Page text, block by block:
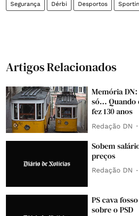
Segurança Dérbi Desportos
Artigos Relacionados
Memória
só... Quando
fez 130 anos
Redação DN
Sobem
preços
Redação DN
PS cava
sobre o PSD